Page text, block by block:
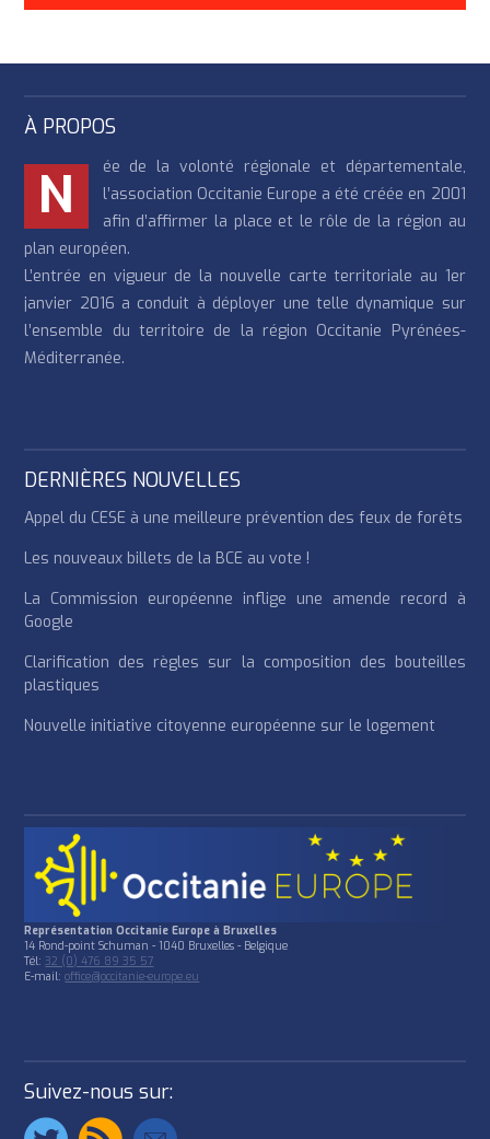
À PROPOS
N
ée de la volonté régionale et départementale,
l’association Occitanie Europe a été créée en 2001
afin d’affirmer la place et le rôle de la région au
plan européen.
L’entrée en vigueur de la nouvelle carte territoriale au 1er
janvier 2016 a conduit à déployer une telle dynamique sur
l’ensemble du territoire de la région Occitanie Pyrénées-
Méditerranée.
DERNIÈRES NOUVELLES
Appel du CESE à une meilleure prévention des feux de forêts
Les nouveaux billets de la BCE au vote !
La Commission européenne inflige une amende record à
Google
Clarification des règles sur la composition des bouteilles
plastiques
Nouvelle initiative citoyenne européenne sur le logement
Représentation Occitanie Europe à Bruxelles
14 Rond-point Schuman - 1040 Bruxelles - Belgique
Tél:32 (0) 476 89 35 57
E-mail:office@occitanie-europe.eu
Suivez-nous sur: